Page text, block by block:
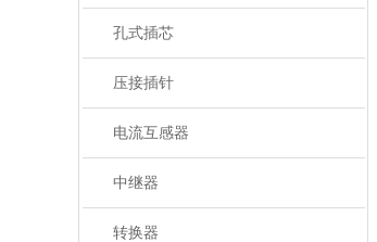
孔式插芯
压接插针
电流互感器
中继器
转换器